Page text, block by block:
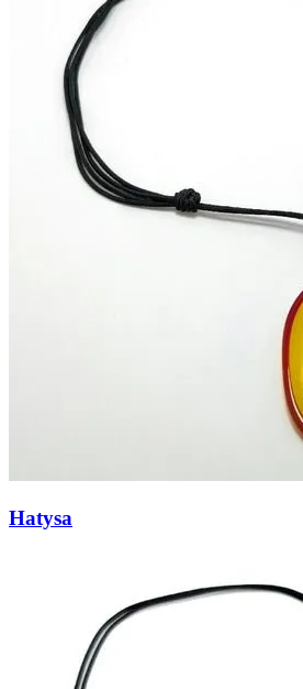
Hatysa